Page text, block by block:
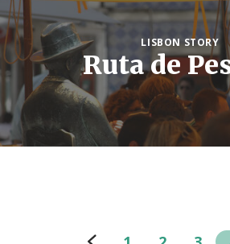
LISBON STORY
Ruta de